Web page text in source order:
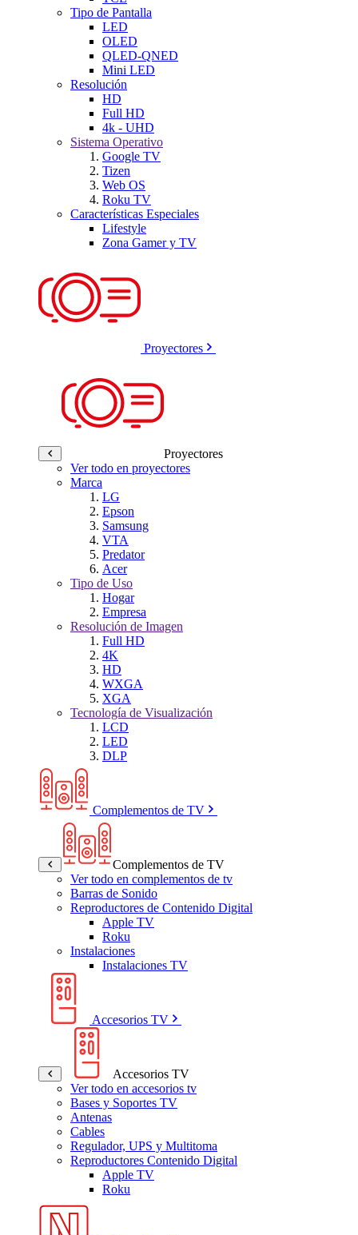
Tipo de Pantalla
LED
OLED
QLED-QNED
Mini LED
Resolución
HD
Full HD
4k - UHD
Sistema Operativo
Google TV
Tizen
Web OS
Roku TV
Características Especiales
Lifestyle
Zona Gamer y TV
Proyectores
Proyectores
Ver todo en proyectores
Marca
LG
Epson
Samsung
VTA
Predator
Acer
Tipo de Uso
Hogar
Empresa
Resolución de Imagen
Full HD
4K
HD
WXGA
XGA
Tecnología de Visualización
LCD
LED
DLP
Complementos de TV
Complementos de TV
Ver todo en complementos de tv
Barras de Sonido
Reproductores de Contenido Digital
Apple TV
Roku
Instalaciones
Instalaciones TV
Accesorios TV
Accesorios TV
Ver todo en accesorios tv
Bases y Soportes TV
Antenas
Cables
Regulador, UPS y Multitoma
Reproductores Contenido Digital
Apple TV
Roku